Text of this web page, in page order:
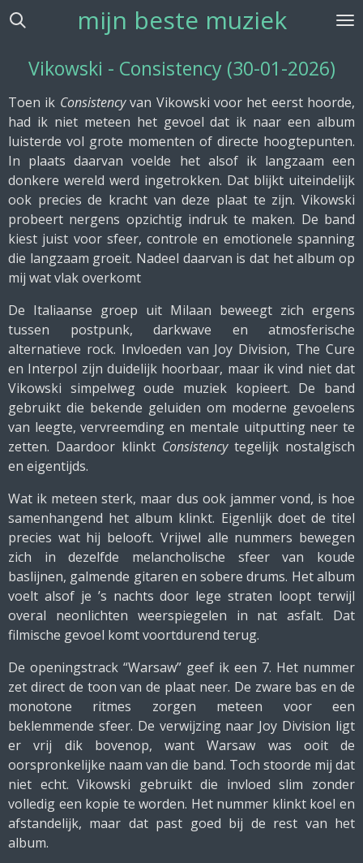
Ga
hoofdinhoud
mijn beste muziek
Vikowski - Consistency (30-01-2026)
Toen ik Consistencyvan Vikowski voor het eerst hoorde,
had ik niet meteen het gevoel dat ik naar een album
luisterde vol grote momenten of directe hoogtepunten.
In plaats daarvan voelde het alsof ik langzaam een
donkere wereld werd ingetrokken. Dat blijkt uiteindelijk
ook precies de kracht van deze plaat te zijn. Vikowski
probeert nergens opzichtig indruk te maken. De band
kiest juist voor sfeer, controle en emotionele spanning
die langzaam groeit. Nadeel daarvan is dat het album op
mij wat vlak overkomt
De Italiaanse groep uit Milaan beweegt zich ergens
tussen postpunk, darkwave en atmosferische
alternatieve rock. Invloeden van Joy Division, The Cure
en Interpol zijn duidelijk hoorbaar, maar ik vind niet dat
Vikowski simpelweg oude muziek kopieert. De band
gebruikt die bekende geluiden om moderne gevoelens
van leegte, vervreemding en mentale uitputting neer te
zetten. Daardoor klinkt Consistencytegelijk nostalgisch
en eigentijds.
Wat ik meteen sterk, maar dus ook jammer vond, is hoe
samenhangend het album klinkt. Eigenlijk doet de titel
precies wat hij belooft. Vrijwel alle nummers bewegen
zich in dezelfde melancholische sfeer van koude
baslijnen, galmende gitaren en sobere drums. Het album
voelt alsof je ’s nachts door lege straten loopt terwijl
overal neonlichten weerspiegelen in nat asfalt. Dat
filmische gevoel komt voortdurend terug.
De openingstrack “Warsaw” geef ik een 7. Het nummer
zet direct de toon van de plaat neer. De zware bas en de
monotone ritmes zorgen meteen voor een
beklemmende sfeer. De verwijzing naar Joy Division ligt
er vrij dik bovenop, want Warsaw was ooit de
oorspronkelijke naam van die band. Toch stoorde mij dat
niet echt. Vikowski gebruikt die invloed slim zonder
volledig een kopie te worden. Het nummer klinkt koel en
afstandelijk, maar dat past goed bij de rest van het
album.